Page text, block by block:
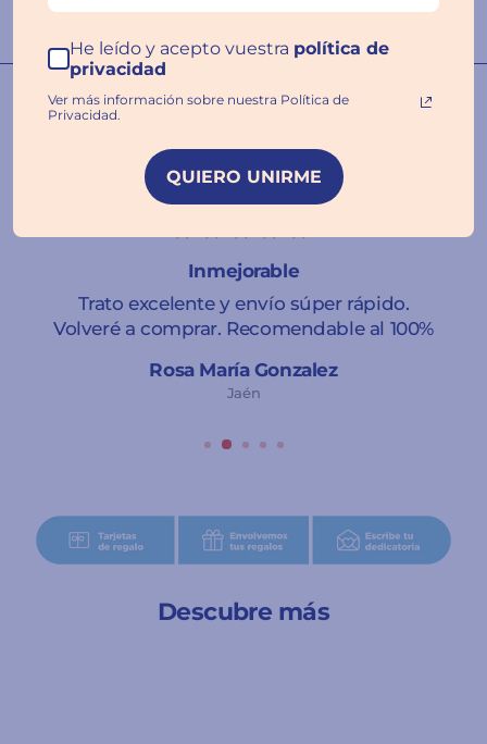
Nuestras familias hablan por
★★★★★
Inmejorable
Trato excelente y envío súper rápido.
Volveré a comprar. Recomendable al 100%
Rosa María Gonzalez
Jaén
Descubre más
He leído y acepto vuestra política de
privacidad
Ver más información sobre nuestra Política de
Privacidad.
QUIERO UNIRME